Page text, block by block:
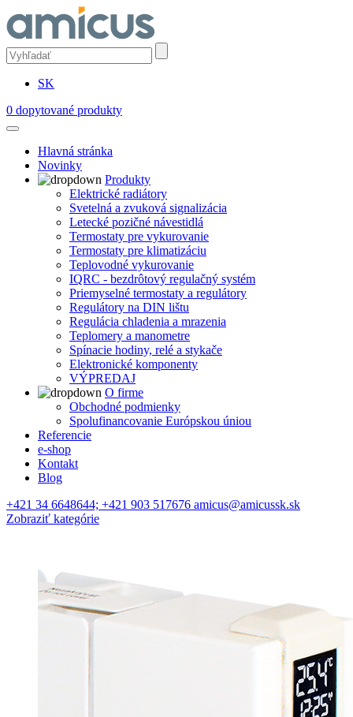
SK
0 dopytované produkty
Hlavná stránka
Novinky
Produkty
Elektrické radiátory
Svetelná a zvuková signalizácia
Letecké pozičné návestidlá
Termostaty pre vykurovanie
Termostaty pre klimatizáciu
Teplovodné vykurovanie
IQRC - bezdrôtový regulačný systém
Priemyselné termostaty a regulátory
Regulátory na DIN lištu
Regulácia chladenia a mrazenia
Teplomery a manometre
Spínacie hodiny, relé a stykače
Elektronické komponenty
VÝPREDAJ
O firme
Obchodné podmienky
Spolufinancovanie Európskou úniou
Referencie
e-shop
Kontakt
Blog
+421 34 6648644; +421 903 517676 amicus@amicussk.sk
Zobraziť kategórie